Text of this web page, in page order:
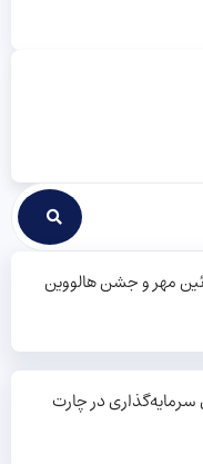
مهر و جشن هالووین
در چارت